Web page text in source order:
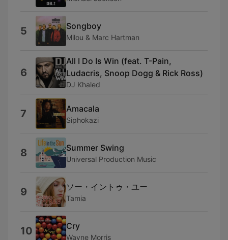
5 Songboy
Milou & Marc Hartman
6
All I Do Is Win (feat. T-Pain,
Ludacris, Snoop Dogg & Rick Ross)
DJ Khaled
7 Amacala
Siphokazi
8 Summer Swing
Universal Production Music
9 ソー・イントゥ・ユー
Tamia
10 Cry
Wayne Morris